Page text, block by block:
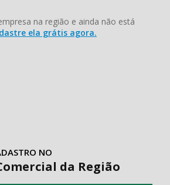
na região e ainda não está
ela grátis agora.
NO
da Região